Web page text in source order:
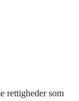
rettigheder som